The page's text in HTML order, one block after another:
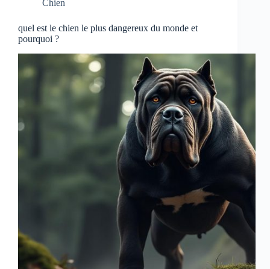
Chien
quel est le chien le plus dangereux du monde et
pourquoi ?